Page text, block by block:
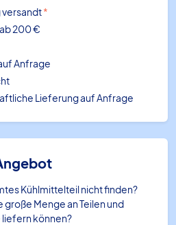
versandt*
200 €
Anfrage
Lieferung auf Anfrage
Kühlmittelteil nicht finden?
Menge an Teilen und
liefern können?